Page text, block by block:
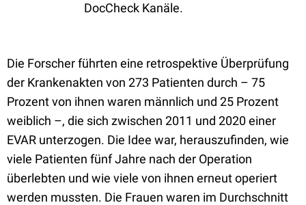
DocCheck Kanäle.
Die Forscher führten eine retrospektive Überprüfung
der Krankenakten von 273 Patienten durch – 75
Prozent von ihnen waren männlich und 25 Prozent
weiblich –, die sich zwischen 2011 und 2020 einer
EVAR unterzogen. Die Idee war, herauszufinden, wie
viele Patienten fünf Jahre nach der Operation
überlebten und wie viele von ihnen erneut operiert
werden mussten. Die Frauen waren im Durchschnitt